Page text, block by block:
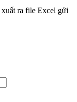
ra file Excel gửi